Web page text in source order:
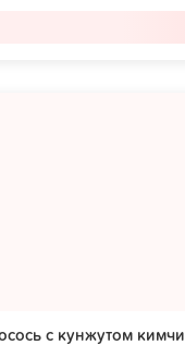
с кунжутом кимчи